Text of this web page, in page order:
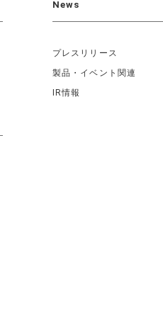
News
プレスリリース
製品・イベント関連
IR情報